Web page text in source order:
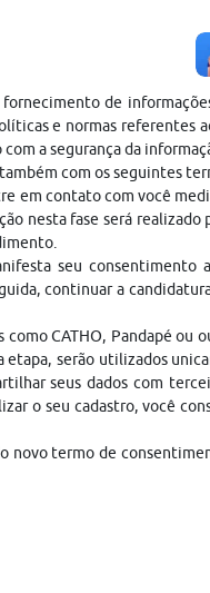
de
e normas referentes
a segurança da
com os seguintes
em contato com você
nesta fase será realizado
seu consentimento
continuar a
CATHO, Pandapé ou
etapa, serão utilizados
seus dados com
o seu cadastro, você
novo termo de